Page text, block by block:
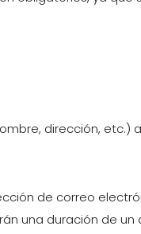
dirección, etc.)
de correo
una duración de un